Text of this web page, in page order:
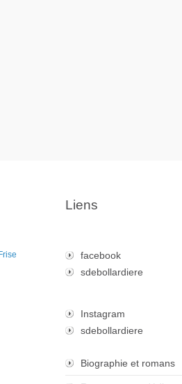
Liens
facebook
sdebollardiere
Instagram
sdebollardiere
Biographie et romans